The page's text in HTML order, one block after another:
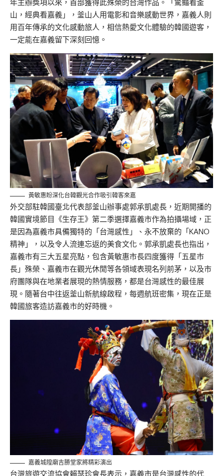
年主辦獎項以來，首部獲得此殊榮的台灣作品。「驚豔看釜
山 ，經典看嘉義」，釜山人用電影和音樂感動世界，嘉義人則
用百年傳承的文化感動旅人，相信熱愛文化體驗的韓國遊客，
一定能在嘉義留下深刻回憶。
黃敏惠盼深化台韓觀光合作吸引韓客來嘉
外交部駐韓國臺北代表部釜山辦事處郭承凱處長，近期開播的
韓國實境節目《生存王》第二季選擇嘉義市作為拍攝場域，正
是因為嘉義市具備獨特的「台灣感性」、永不放棄的「KANO
精神」，以及令人流連忘返的美食文化。郭承凱處長也指出，
嘉義市有三大五星亮點，包含黃敏惠市長四度獲得「五星市
長」殊榮、嘉義市在觀光休閒等各領域表現名列前茅，以及市
府團隊與在地業者展現的熱情服務，都是台灣感性的最佳展
現。隨著台中往返釜山新航線啟程，每週航班密集，現在正是
韓國旅客造訪嘉義市的好時機。
嘉義城隍廟吉勝堂家將精彩演出
台灣旅遊交流協會賴瑟珍會長表示，嘉義市是台灣感性的代